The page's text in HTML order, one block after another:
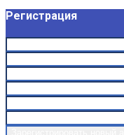
Регистрация